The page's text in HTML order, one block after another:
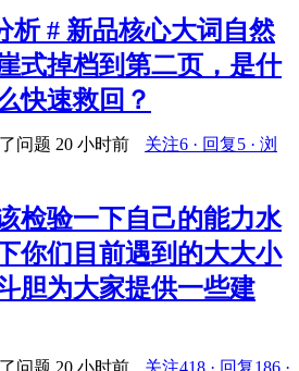
析 # 新品核心大词自然
式掉档到第二页，是什
快速救回？
问题 20 小时前
关注6 · 回复5 · 浏
检验一下自己的能力水
你们目前遇到的大大小
胆为大家提供一些建
问题 20 小时前
关注418 · 回复186 ·